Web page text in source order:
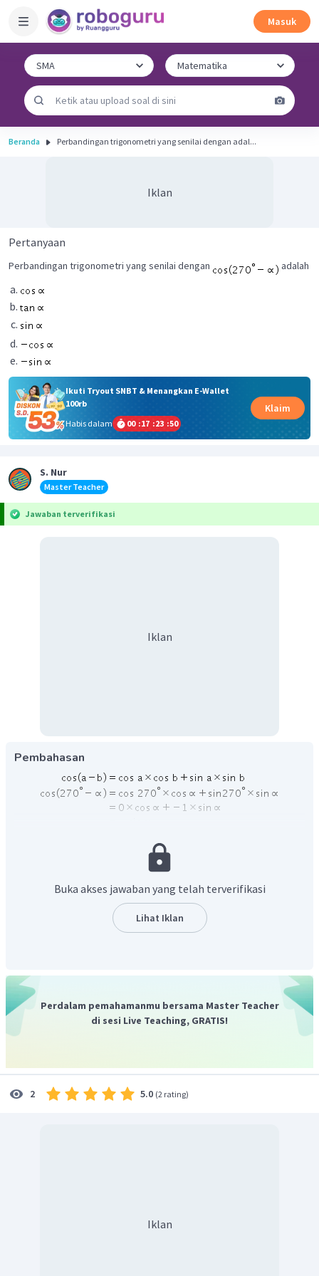
Masuk
Beranda Perbandingan trigonometri yang senilai dengan adal...
Iklan
Pertanyaan
Perbandingan trigonometri yang senilai dengan adalah
Ikuti Tryout SNBT & Menangkan E-Wallet
100rb
Habis dalam
00 :17 :23 :50
Klaim
S. Nur
Master Teacher
Jawaban terverifikasi
Iklan
Pembahasan
Buka akses jawaban yang telah terverifikasi
Lihat Iklan
Perdalam pemahamanmu bersama Master Teacher
di sesi Live Teaching, GRATIS!
2 5.0 (2 rating)
Iklan